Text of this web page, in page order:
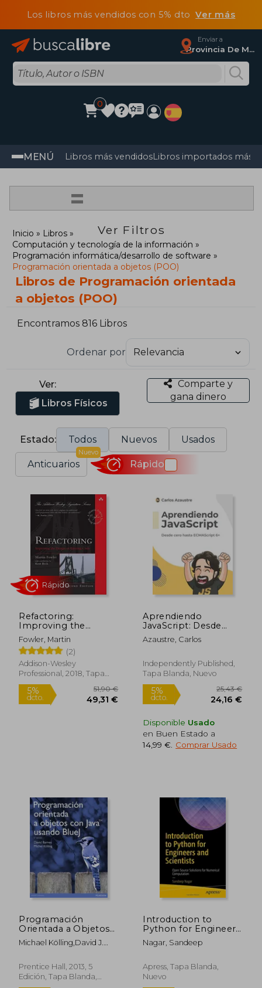
Los libros más vendidos con 5% dtoVer más
Enviar a
Provincia De Madrid
0
MENÚ Libros más vendidosLibros importados más
=
Ver Filtros
Inicio
Libros
Computación y tecnología de la información
Programación informática/desarrollo de software
Programación orientada a objetos (POO)
Libros de Programación orientada
a objetos (POO)
Encontramos 816 Libros
Ordenar por
Ver:
Libros Físicos
Comparte y
gana dinero
Estado: Todos Nuevos Usados
Anticuarios
Nuevo
Rápido
Refactoring:
Improving the
Design of Existing
Code (en Inglés)
Fowler, Martin
(2)
Addison-Wesley
Professional, 2018, Tapa
Dura, Nuevo
Rápido
Aprendiendo
JavaScript: Desde
cero hasta
ECMAScript 6+.
Azaustre, Carlos
Independently Published,
Tapa Blanda, Nuevo
Disponible Usado
en Buen Estado a
14,99 € Comprar Usado
Programación
Orientada a Objetos
con Java Usando Blue
j.
Michael Kölling,David J.
Prentice Hall, 2013, 5
Edición, Tapa Blanda,
Introduction to
Python for Engineers
and Scientists: Open
Source Solutions for
Computation (en
Inglés)
Nagar, Sandeep
Apress, Tapa Blanda,
Nuevo